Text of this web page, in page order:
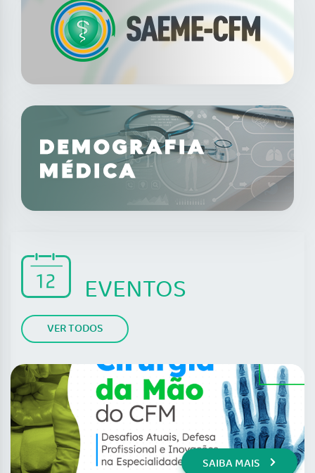
EVENTOS
VER TODOS
SAIBA MAIS